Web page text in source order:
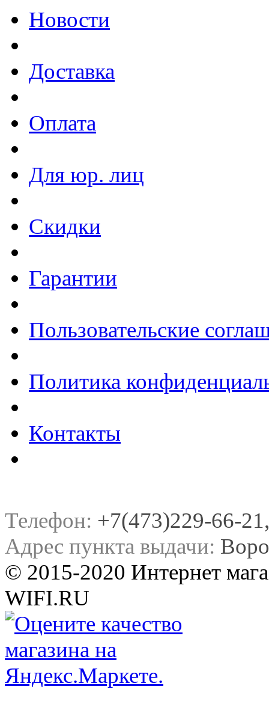
Новости
Доставка
Оплата
Для юр. лиц
Скидки
Гарантии
Пользовательские
Политика
Контакты
Телефон: +7(473)229-66-
Адрес пункта выдачи:
© 2015-2020 Интернет
WIFI.RU